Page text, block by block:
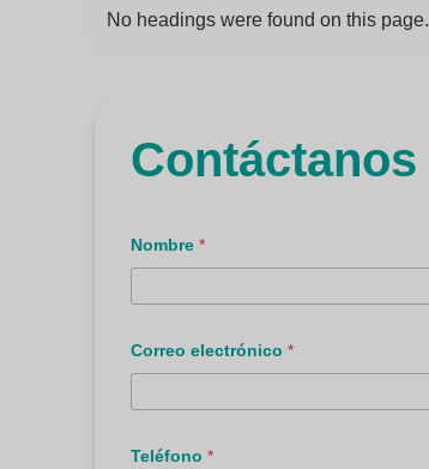
No headings were found on this page.
Contáctanos
e
n
a
e
o
Nombre *
Correo electrónico *
Teléfono *